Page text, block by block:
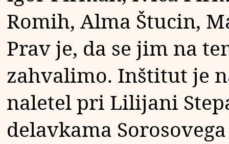
Romih, Alma Štucin,
Prav je, da se jim na
zahvalimo. Inštitut je
naletel pri Lilijani
delavkama